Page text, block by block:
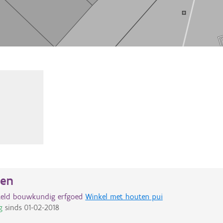
bouwkundig erfgoed Winkel met houten pui
sinds 01-02-2018